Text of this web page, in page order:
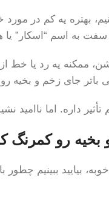
بهتره یه کم در
به اسم “اسکار”
ممکنه یه رد یا خط
جای زخم و بخیه رو
داره. اما ناامید
رو کمرنگ
بیایید ببینیم